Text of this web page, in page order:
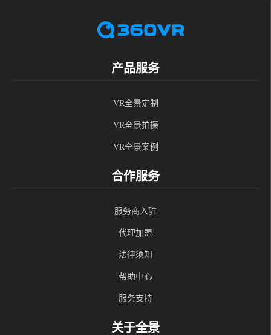
产品服务
VR全景定制
VR全景拍摄
VR全景案例
合作服务
服务商入驻
代理加盟
法律须知
帮助中心
服务支持
关于全景